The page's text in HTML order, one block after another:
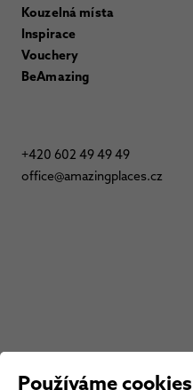
Kouzelná místa
Inspirace
Vouchery
BeAmazing
+420 602 49 49 49
office@amazingplaces.cz
Používáme cookies